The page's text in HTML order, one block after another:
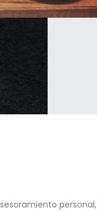
personal,